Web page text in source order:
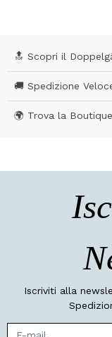
🔝 Scopri il
🚚 Spedizione
🌍 Trova la
Iscriviti alla